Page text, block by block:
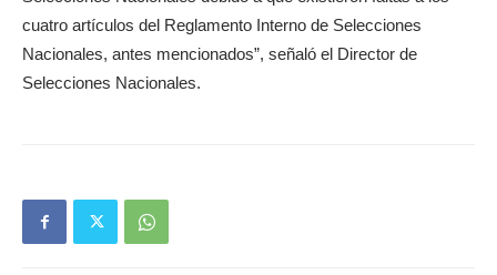
cuatro artículos del Reglamento Interno de Selecciones
Nacionales, antes mencionados”, señaló el Director de
Selecciones Nacionales.